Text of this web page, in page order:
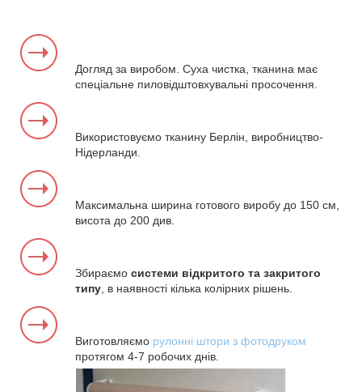
Догляд за виробом. Суха чистка, тканина має
спеціальне пиловідштовхувальні просочення.
Використовуємо тканину Берлін, виробництво-
Нідерланди.
Максимальна ширина готового виробу до 150 см,
висота до 200 див.
Збираємо системи відкритого та закритого
типу, в наявності кілька колірних рішень.
Виготовляємо рулонні штори з фотодруком
протягом 4-7 робочих днів.